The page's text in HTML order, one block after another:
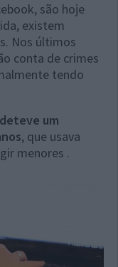
são hoje
existem
Nos últimos
conta de crimes
tendo
um
, que usava
menores .